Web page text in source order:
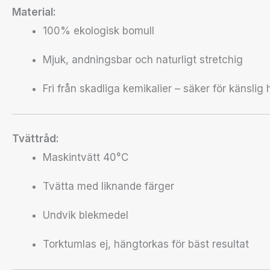
Material:
100% ekologisk bomull
Mjuk, andningsbar och naturligt stretchig
Fri från skadliga kemikalier – säker för känslig
Tvättråd:
Maskintvätt 40°C
Tvätta med liknande färger
Undvik blekmedel
Torktumlas ej, hängtorkas för bäst resultat